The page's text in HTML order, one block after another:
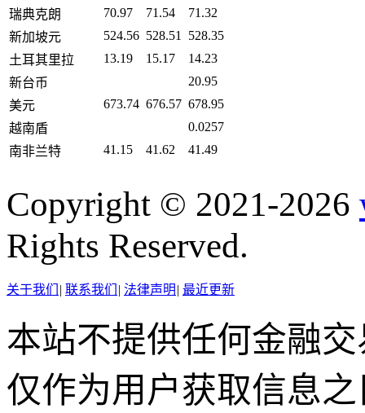
瑞典克朗
70.97 71.54
71.32
新加坡元
524.56 528.51
528.35
土耳其里拉
13.19 15.17
14.23
新台币
20.95
美元
673.74 676.57 678.95
越南盾
0.0257
南非兰特
41.15 41.62 41.49
Copyright © 2021-2026
Rights Reserved.
关于我们 | 联系我们 | 法律声明 | 最近更新
本站不提供任何金融
仅作为用户获取信息